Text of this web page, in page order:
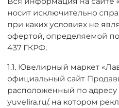
носит исключительно
при каких условиях не
офертой, определяемой
437 ГКРФ.
1.1. Ювелирный маркет
официальный сайт
расположенный по
yuvelira.ru/, на котором